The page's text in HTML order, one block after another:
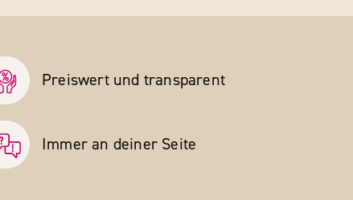
Preiswert und transparent
Immer an deiner Seite